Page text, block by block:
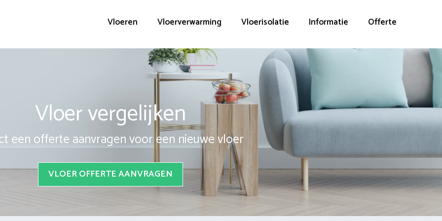
Vloeren Vloerverwarming Vloerisolatie Informatie Offerte
Vloer vergelijken
een offerte aanvragen voor een nieuwe vloer
VLOER OFFERTE AANVRAGEN